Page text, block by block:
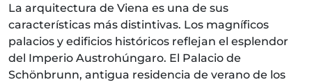
La arquitectura de Viena es una de sus
características más distintivas. Los magníficos
palacios y edificios históricos reflejan el esplendor
del Imperio Austrohúngaro. El Palacio de
Schönbrunn, antigua residencia de verano de los